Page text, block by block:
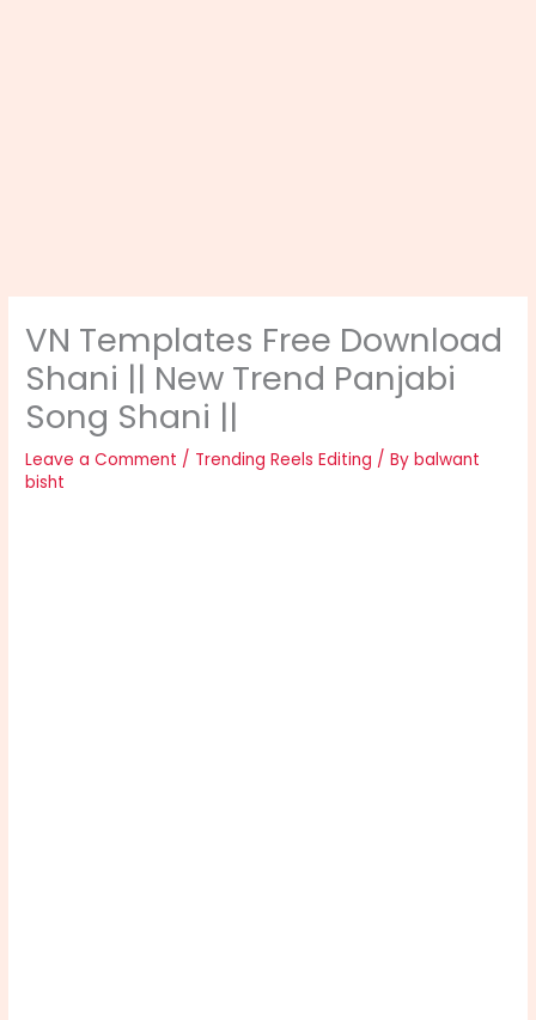
VN Templates Free Download
Shani || New Trend Panjabi
Song Shani ||
Leave a Comment / Trending Reels Editing / Bybalwant
bisht